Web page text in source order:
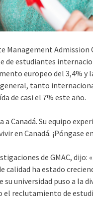
Management
estudiantes
europeo del 3,4% y
tanto
de casi el 7% este año.
a Canadá. Su equipo
en Canadá. ¡Póngase
de GMAC,
calidad ha estado
su universidad puso a
el reclutamiento de